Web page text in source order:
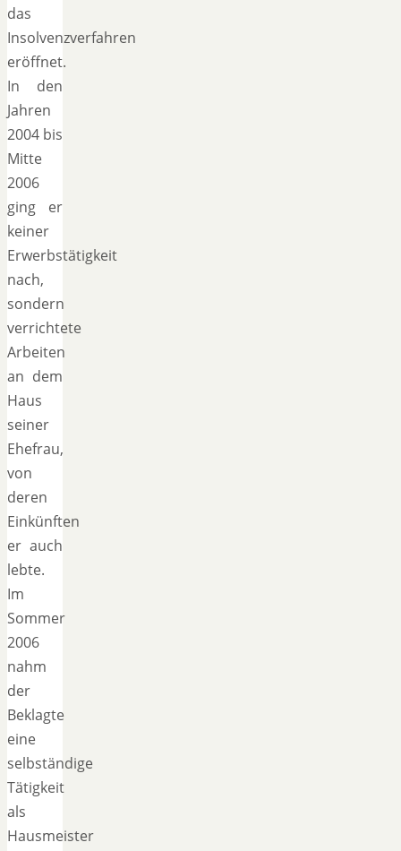
das
Insolvenzverfahren
eröffnet.
In den
Jahren
2004 bis
Mitte
2006
ging er
keiner
Erwerbstätigkeit
nach,
sondern
verrichtete
Arbeiten
an dem
Haus
seiner
Ehefrau,
von
deren
Einkünften
er auch
lebte.
Im
Sommer
2006
nahm
der
Beklagte
eine
selbständige
Tätigkeit
als
Hausmeister